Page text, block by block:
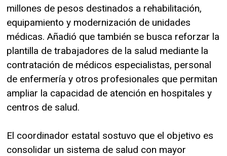
millones de pesos destinados a rehabilitación,
equipamiento y modernización de unidades
médicas. Añadió que también se busca reforzar la
plantilla de trabajadores de la salud mediante la
contratación de médicos especialistas, personal
de enfermería y otros profesionales que permitan
ampliar la capacidad de atención en hospitales y
centros de salud.
El coordinador estatal sostuvo que el objetivo es
consolidar un sistema de salud con mayor